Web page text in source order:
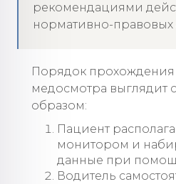
рекомендациями
нормативно-правовых
Порядок
медосмотра выглядит
образом:
Пациент
монитором и
данные при
Водитель